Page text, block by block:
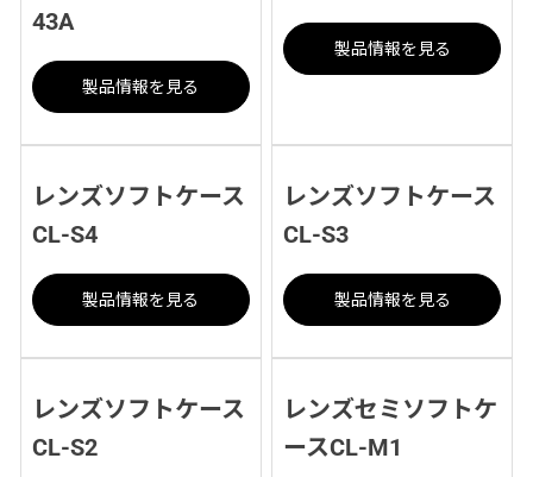
43A
製品情報を見る
製品情報を見る
レンズソフトケース
CL-S4
製品情報を見る
レンズソフトケース
CL-S3
製品情報を見る
レンズソフトケース
CL-S2
レンズセミソフトケ
ースCL-M1